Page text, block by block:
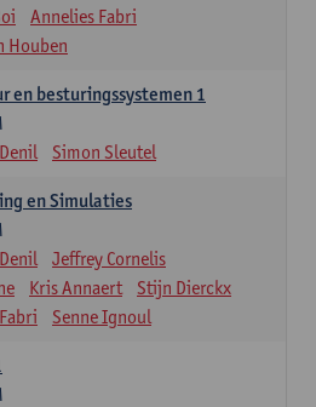
Annelies Fabri
Houben
en besturingssystemen 1
Simon Sleutel
en Simulaties
Jeffrey Cornelis
Kris Annaert
Stijn Dierckx
Senne Ignoul